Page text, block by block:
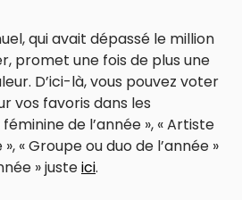
qui avait dépassé le million
promet une fois de plus une
D’ici-là, vous pouvez voter
vos favoris dans les
de l’année », « Artiste
« Groupe ou duo de l’année »
» justeici.